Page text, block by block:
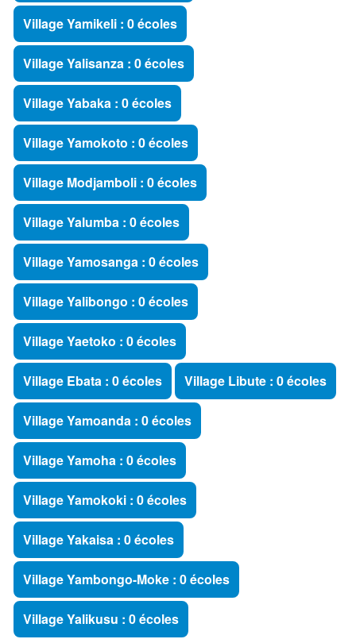
Village Yamikeli : 0 écoles
Village Yalisanza : 0 écoles
Village Yabaka : 0 écoles
Village Yamokoto : 0 écoles
Village Modjamboli : 0 écoles
Village Yalumba : 0 écoles
Village Yamosanga : 0 écoles
Village Yalibongo : 0 écoles
Village Yaetoko : 0 écoles
Village Ebata : 0 écoles Village Libute : 0 écoles
Village Yamoanda : 0 écoles
Village Yamoha : 0 écoles
Village Yamokoki : 0 écoles
Village Yakaisa : 0 écoles
Village Yambongo-Moke : 0 écoles
Village Yalikusu : 0 écoles